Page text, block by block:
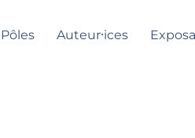
Pôles Auteur⸱ices